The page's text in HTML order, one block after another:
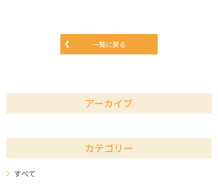
一覧に戻る
アーカイブ
カテゴリー
すべて